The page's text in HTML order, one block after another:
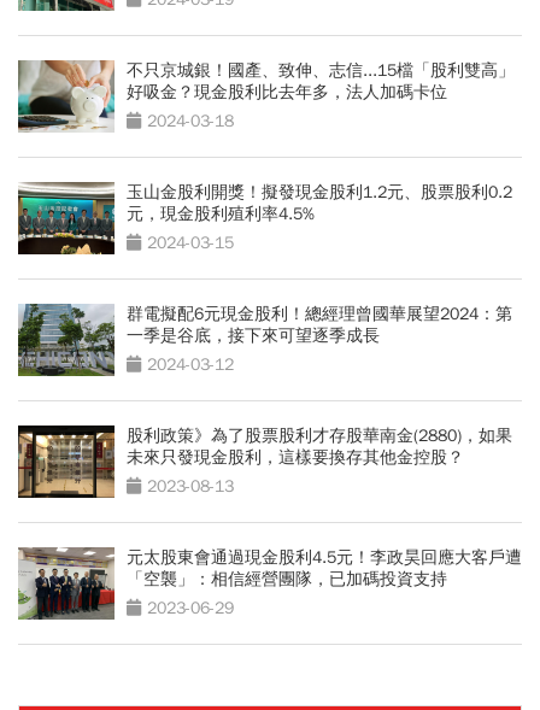
不只京城銀！國產、致伸、志信...15檔「股利雙高」
好吸金？現金股利比去年多，法人加碼卡位
2024-03-18
玉山金股利開獎！擬發現金股利1.2元、股票股利0.2
元，現金股利殖利率4.5%
2024-03-15
群電擬配6元現金股利！總經理曾國華展望2024：第
一季是谷底，接下來可望逐季成長
2024-03-12
股利政策》為了股票股利才存股華南金(2880)，如果
未來只發現金股利，這樣要換存其他金控股？
2023-08-13
元太股東會通過現金股利4.5元！李政昊回應大客戶遭
「空襲」：相信經營團隊，已加碼投資支持
2023-06-29